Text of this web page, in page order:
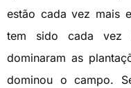
estão cada vez mais
tem sido cada vez
dominaram as
dominou o campo.